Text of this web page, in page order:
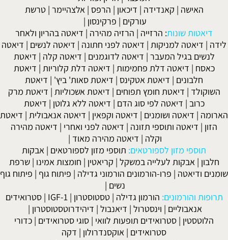
האישה | קאנדידה | דיכאון | הרפס | אלצהיימר |טרשת
עורקים | פרקינסון |
דיאטות שונות: הרזייה | הרזיה מהירה | דיאטה בהריון ולאחר
לידה | דיאטה למניקות | דיאטה לפני חתונה | דיאטה לנשים | דיאטה
לנשים בגיל המעבר | דיאטה לדוגמנים | דיאטה קלה | דיאטת
כאסח | דיאטה דלת פחמימות | דיאטה דלת קלוריות | דיאטת
חלבונים | דיאטת אטקינס | דיאטת סאות' ביץ' | דיאטת
השוקולד | דיאטת חומץ תפוחים | דיאטת אשכוליות | דיאטת מרק
כרוב | דיאטה לפי סוג הדם | דיאטה ללא גלוטן | דיאטת
הארומה | דיאטה ושומנים | דיאטה וקפאין | דיאטה אנאבולית | דיאטת
הזון | דיאטה ותוספי תזונה | דיאטה לפני ואחרי | דיאטה מהירה
וקלה | דיאטה מהירה מאוד |
תוספי מזון לספורטאים: תוספי מזון לספורטאים | אבקות
חלבון | אבקות לעלייה במשקל | קריאטין | חומצות אמינו |שרפת
שומנים ודיאטה | פרו-הורמונים הורמוני גדילה | פיתוח גוף | פיתוח גוף
נשים |
תרופות והורמונים: הורמון גדילה |טסטוסטרון |
IGF-1
|סטרואידים
אנאבוליים | וינסטרול | דיאנבול | דיהידרוטסטוסטרון |
הלוטסטין | סטרואידים תופעות לוואי | סוגי סטרואידים | כדורי
סטרואידים | אוקסנדרולון | דקה